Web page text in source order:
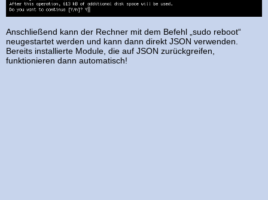
Anschließend kann der Rechner mit dem Befehl „sudo reboot“
neugestartet werden und kann dann direkt JSON verwenden.
Bereits installierte Module, die auf JSON zurückgreifen,
funktionieren dann automatisch!